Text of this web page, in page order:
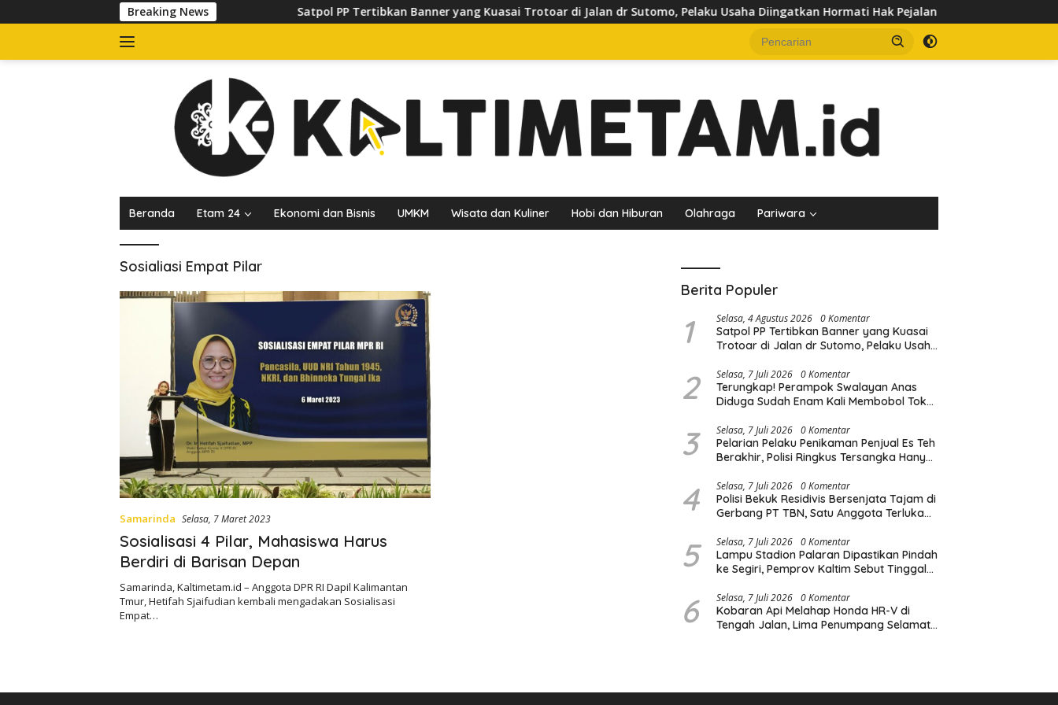
ke
Breaking News Satpol PP Tertibkan Banner yang Kuasai Trotoar di Jalan dr Sutomo, Pelaku Usaha Diingatkan Hormati Hak Pejalan Kaki
Beranda Etam 24 Ekonomi dan Bisnis UMKM Wisata dan Kuliner Hobi dan Hiburan Olahraga Pariwara
Sosialiasi Empat Pilar
Samarinda Selasa, 7 Maret 2023
Sosialisasi 4 Pilar, Mahasiswa Harus
Berdiri di Barisan Depan
Samarinda, Kaltimetam.id – Anggota DPR RI Dapil Kalimantan
Tmur, Hetifah Sjaifudian kembali mengadakan Sosialisasi
Empat…
Berita Populer
1 Selasa, 4 Agustus 2026 0 Komentar
Satpol PP Tertibkan Banner yang Kuasai
Trotoar di Jalan dr Sutomo, Pelaku Usaha
2 Selasa, 7 Juli 2026 0 Komentar
Terungkap! Perampok Swalayan Anas
Diduga Sudah Enam Kali Membobol Toko
3 Selasa, 7 Juli 2026 0 Komentar
Pelarian Pelaku Penikaman Penjual Es Teh
Berakhir, Polisi Ringkus Tersangka Hanya
4 Selasa, 7 Juli 2026 0 Komentar
Polisi Bekuk Residivis Bersenjata Tajam di
Gerbang PT TBN, Satu Anggota Terluka
5 Selasa, 7 Juli 2026 0 Komentar
Lampu Stadion Palaran Dipastikan Pindah
ke Segiri, Pemprov Kaltim Sebut Tinggal
6 Selasa, 7 Juli 2026 0 Komentar
Kobaran Api Melahap Honda HR-V di
Tengah Jalan, Lima Penumpang Selamat